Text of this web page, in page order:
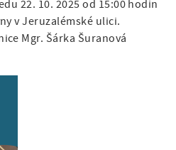
22. 10. 2025 od 15:00 hodin
v Jeruzalémské ulici.
Mgr. Šárka Šuranová